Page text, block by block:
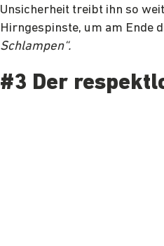
Unsicherheit treibt ihn so
Hirngespinste, um am Ende
Schlampen“.
#3 Der